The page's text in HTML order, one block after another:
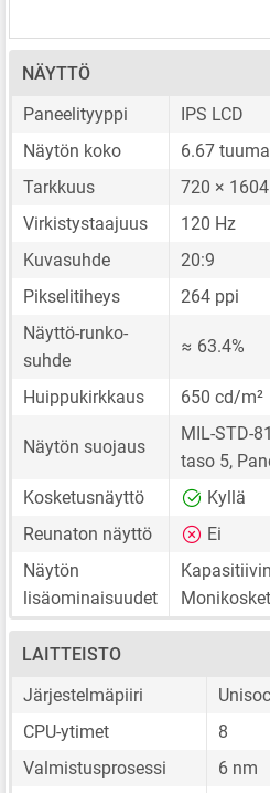
NÄYTTÖ
Paneelityyppi
IPS LCD
Näytön koko
6.67
Tarkkuus
720 ×
Virkistystaajuus
120 Hz
Kuvasuhde
20:9
Pikselitiheys
264 ppi
Näyttö-runko-
suhde
≈ 63.4%
Huippukirkkaus 650 cd/m²
Näytön suojaus
MIL-STD-
taso 5,
Kosketusnäyttö
Kyllä
Reunaton näyttö
Ei
Näytön
lisäominaisuudet
LAITTEISTO
Järjestelmäpiiri
CPU-ytimet
8
Valmistusprosessi
6 nm